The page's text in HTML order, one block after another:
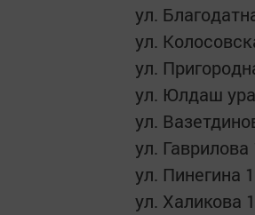
ул.
ул.
ул.
ул. Юлдаш
ул.
ул. Гаврилова
ул. Пинегина
ул. Халикова